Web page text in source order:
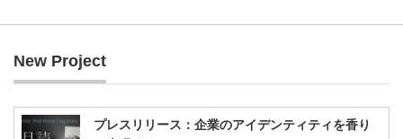
New Project
プレスリリース：企業のアイデンティティを香り